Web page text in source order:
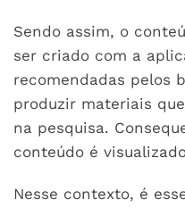
Sendo assim, o
ser criado com a
recomendadas pelos
produzir materiais
na pesquisa.
conteúdo é
Nesse contexto, é